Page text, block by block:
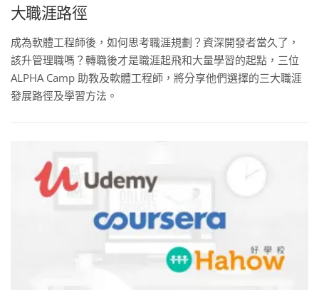
大職涯路徑
成為軟體工程師後，如何思考職涯規劃？資深開發者當久了，
該升管理職嗎？轉職後才是職涯起飛和大量學習的起點，三位
ALPHA Camp 助教及軟體工程師，將分享他們選擇的三大職涯
發展路徑及學習方法。